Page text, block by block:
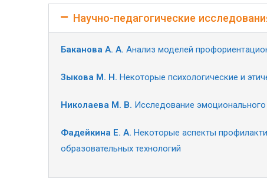
Научно-педагогические
Баканова А. А. Анализ моделей
Зыкова М. Н. Некоторые психологические и
Николаева М. В. Исследование
Фадейкина Е. А. Некоторые аспекты
образовательных технологий